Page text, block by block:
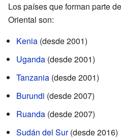
Los países que forman parte
Oriental son:
Kenia (desde 2001)
Uganda (desde 2001)
Tanzania (desde 2001)
Burundi (desde 2007)
Ruanda (desde 2007)
Sudán del Sur(desde 2016)